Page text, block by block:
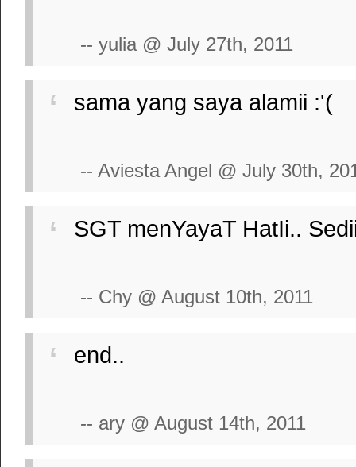
-- yulia @ July 27th, 2011
sama yang saya alamii :'(
-- Aviesta Angel @ July 30th,
SGT menYayaT HatIi..
-- Chy @ August 10th, 2011
end..
-- ary @ August 14th, 2011